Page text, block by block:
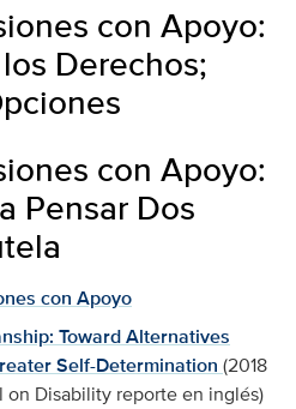
con Apoyo:
Derechos;
con Apoyo:
Pensar Dos
con Apoyo
Toward Alternatives
Self-Determination (2018
on Disability reporte en inglés)